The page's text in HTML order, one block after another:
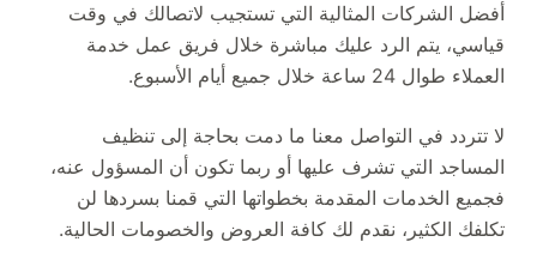
أفضل الشركات المثالية التي تستجيب لاتصالك في وقت
قياسي، يتم الرد عليك مباشرة خلال فريق عمل خدمة
العملاء طوال 24 ساعة خلال جميع أيام الأسبوع.
لا تتردد في التواصل معنا ما دمت بحاجة إلى تنظيف
المساجد التي تشرف عليها أو ربما تكون أن المسؤول عنه،
فجميع الخدمات المقدمة بخطواتها التي قمنا بسردها لن
تكلفك الكثير، نقدم لك كافة العروض والخصومات الحالية.